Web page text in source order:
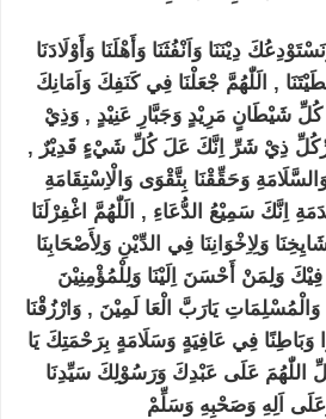
دِيْنَنَا وَاَنْفُثَنَا وَأَهْلَنَا وَأَوْلَادَنَا
, الَلّٰهُمَّ جْعَلْنَا فِي كَنَفِكَ وَاَمَانِكَ
شَيْطَانٍ مَرِيْدٍ وَجَبَّارِ عَنِيْدٍ , وَذِيْ
ذِيْ شَرِّ اِنَّكَ عَلَ كُلِّ شَيْءٍ قَدِيْرٌ ,
وَالسَّلَامَةِ وَحَقِّقْنَا بِتَّقْوَى وَالْاِسْتِقَامَةِ
اِنَّكَ سَمِيْعُ الدُّعَاءِ , الَلّٰهُمَّ اغْفِرْلَنَا
وَلِاِخْوَانِنَا فِي الدِّيْنِ وَلِأَصْحَابِنَا
فِيْكَ وَلِمَنْ أَحْسَنَ اِلَيْنَا وَلِلْمُؤْمِنِيْنَ
يَارَبَّ الْعَا لَمِيْنَ , وَارْزُقْنَا
وَبَاطِنًا فِي عَافِيَةٍ وَسَلَامَةٍ بِرَحْمَتِكَ يَا
اللّٰهُمَ عَلَى عَبْدِكَ وَرَسُوْلِكَ سَيِّدِنَا
اَلِهِ وَصَحْبِهِ وَسَلِّمْ